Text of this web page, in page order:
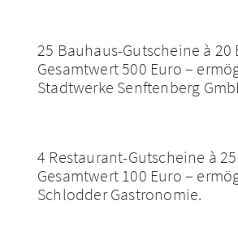
25 Bauhaus-Gutscheine à 20
Gesamtwert 500 Euro –
Stadtwerke Senftenberg
4 Restaurant-Gutscheine à
Gesamtwert 100 Euro –
Schlodder Gastronomie.